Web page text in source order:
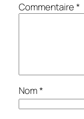
Commentaire*
Nom*